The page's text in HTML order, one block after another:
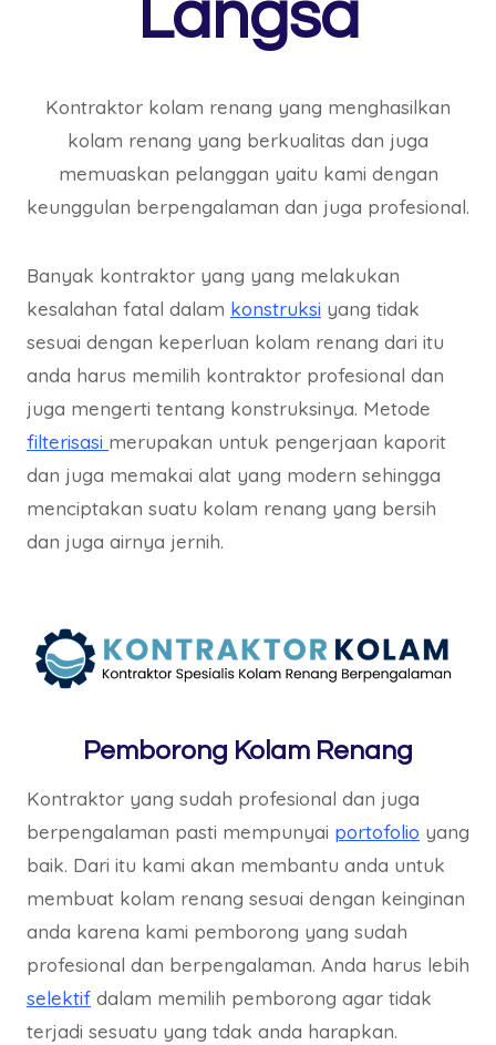
Langsa
Kontraktor kolam renang yang menghasilkan
kolam renang yang berkualitas dan juga
memuaskan pelanggan yaitu kami dengan
keunggulan berpengalaman dan juga profesional.
Banyak kontraktor yang yang melakukan
kesalahan fatal dalam konstruksi yang tidak
sesuai dengan keperluan kolam renang dari itu
anda harus memilih kontraktor profesional dan
juga mengerti tentang konstruksinya. Metode
filterisasi merupakan untuk pengerjaan kaporit
dan juga memakai alat yang modern sehingga
menciptakan suatu kolam renang yang bersih
dan juga airnya jernih.
Pemborong Kolam Renang
Kontraktor yang sudah profesional dan juga
berpengalaman pasti mempunyai portofolio yang
baik. Dari itu kami akan membantu anda untuk
membuat kolam renang sesuai dengan keinginan
anda karena kami pemborong yang sudah
profesional dan berpengalaman. Anda harus lebih
selektif dalam memilih pemborong agar tidak
terjadi sesuatu yang tdak anda harapkan.